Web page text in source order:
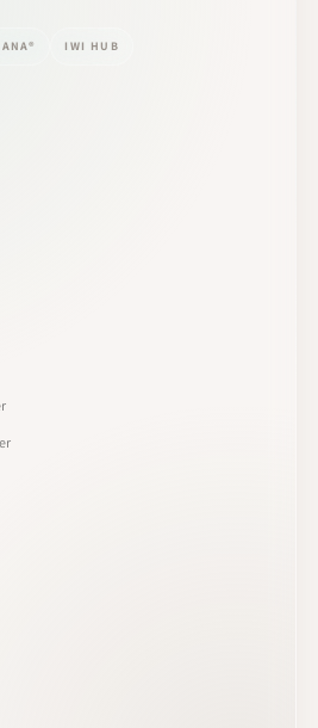
IWI HUB